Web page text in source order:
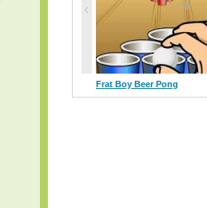
Frat Boy Beer Pong